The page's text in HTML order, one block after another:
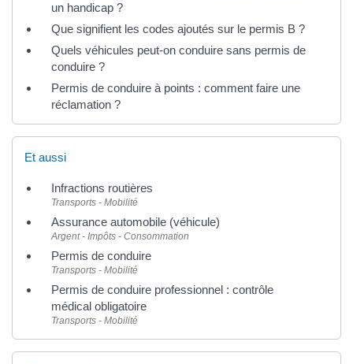
un handicap ?
Que signifient les codes ajoutés sur le permis B ?
Quels véhicules peut-on conduire sans permis de
conduire ?
Permis de conduire à points : comment faire une
réclamation ?
Et aussi
Infractions routières
Transports - Mobilité
Assurance automobile (véhicule)
Argent - Impôts - Consommation
Permis de conduire
Transports - Mobilité
Permis de conduire professionnel : contrôle
médical obligatoire
Transports - Mobilité